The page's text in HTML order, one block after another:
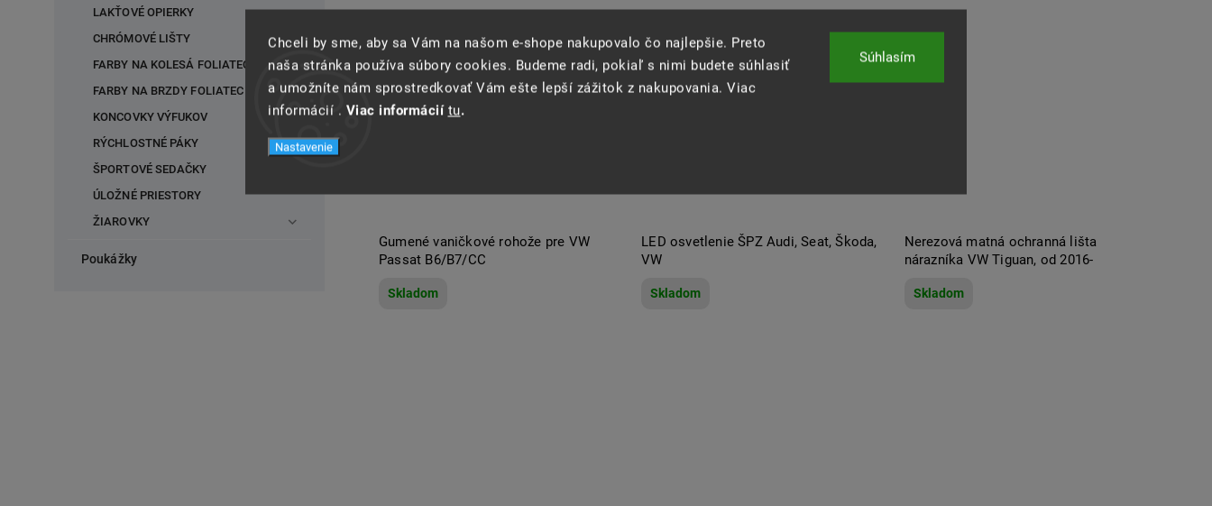
Chceli by sme, aby sa Vám na našom e-shope nakupovalo čo najlepšie. Preto
naša stránka používa súbory cookies. Budeme radi, pokiaľ s nimi budete súhlasiť
a umožníte nám sprostredkovať Vám ešte lepší zážitok z nakupovania. Viac
informácií . Viac informácií tu.
Nastavenie
Súhlasím
LAKŤOVÉ OPIERKY
CHRÓMOVÉ LIŠTY
FARBY NA KOLESÁ FOLIATEC
FARBY NA BRZDY FOLIATEC
KONCOVKY VÝFUKOV
RÝCHLOSTNÉ PÁKY
ŠPORTOVÉ SEDAČKY
ÚLOŽNÉ PRIESTORY
ŽIAROVKY
Poukážky
Gumené vaničkové rohože pre VW
Passat B6/B7/CC
Skladom
LED osvetlenie ŠPZ Audi, Seat, Škoda,
VW
Skladom
Nerezová matná ochranná lišta
nárazníka VW Tiguan, od 2016-
Skladom